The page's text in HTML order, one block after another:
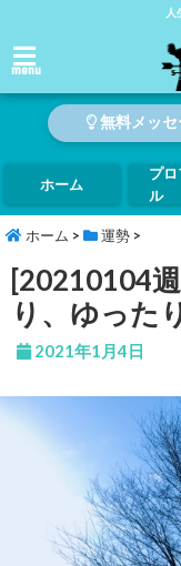
人
menu
無料メッセ
ホーム
プ
ル
ホーム > 運勢 >
[20210104
り、ゆった
2021年1月4日